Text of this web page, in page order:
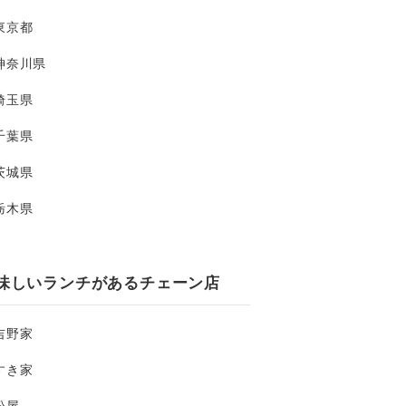
京都
奈川県
玉県
葉県
城県
木県
しいランチがあるチェーン店
野家
き家